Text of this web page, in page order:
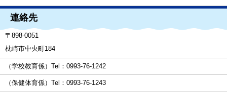
連絡先
〒898-0051
枕崎市中央町184
（学校教育係） Tel：0993-76-1242
（保健体育係） Tel：0993-76-1243